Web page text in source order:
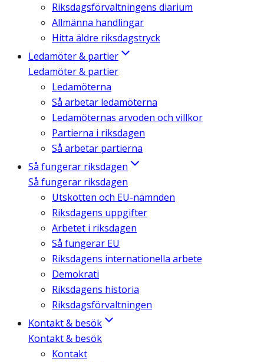
Riksdagsförvaltningens diarium
Allmänna handlingar
Hitta äldre riksdagstryck
Ledamöter & partier
Ledamöter & partier
Ledamöterna
Så arbetar ledamöterna
Ledamöternas arvoden och villkor
Partierna i riksdagen
Så arbetar partierna
Så fungerar riksdagen
Så fungerar riksdagen
Utskotten och EU-nämnden
Riksdagens uppgifter
Arbetet i riksdagen
Så fungerar EU
Riksdagens internationella arbete
Demokrati
Riksdagens historia
Riksdagsförvaltningen
Kontakt & besök
Kontakt & besök
Kontakt